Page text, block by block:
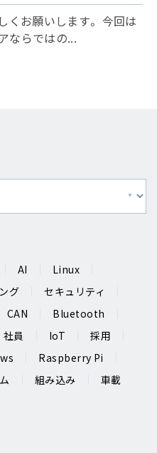
くお願いします。 今回は
ならではの...
AI
Linux
グ
セキュリティ
CAN
Bluetooth
社員 IoT
採用
Raspberry Pi
組み込み 車載